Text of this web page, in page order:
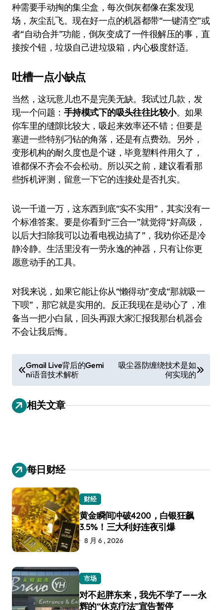
种需要手动掏的集尘盒，每次倒灰都像在案发现
场，灰尘乱飞。现在好一点的机器都带“一键清空”或
者“自动合并”功能，倒灰变成了一件很解压的事，直
接按个钮，垃圾自己进垃圾箱，内心极度舒适。
吐槽一点小缺点
当然，这玩意儿也不是完美无缺。我试过几款，发
现一个问题： 手持模式下的吸头往往比较小。如果
你车里的缝隙比较大，吸起来效率还不错；但要是
塞进一些特别刁钻的角落，还是有点费劲。另外，
变形机构的耐久度也是个谜，毕竟塑料件用久了，
谁都保不齐会不会松动。所以买之前，建议看看那
些拆机评测，留意一下它的连接处是否扎实。
说一千道一万，这东西到底“实不实用”，其实没有一
个标准答案。要是你看到“三合一”就觉得“好高级，
以后大扫除我可以边看电视边搞了”，我劝你还是冷
静冷静。生活里没有一劳永逸的神器，只有让你更
愿意动手的工具。
对我来说，如果它能让你从“懒得动”变成“那就吸一
下呗”，那它就是实用的。反正我现在是动心了，准
备当一把小白鼠，回头再跟大家汇报我那台机器会
不会让我后悔。
章
导
航
Gmail Live背后的Gemi
ni语音技术解析
吸尘器防缠绕技术是如
何实现的
相关文章
每日财经
财经
黄金瞬间冲破4200，白银狂飙
3.5%！三大利好连夜引爆
8 月 6 , 2026
市场
对不起胖东来，我先不学了——永
辉的“休克疗法”宣告暂停